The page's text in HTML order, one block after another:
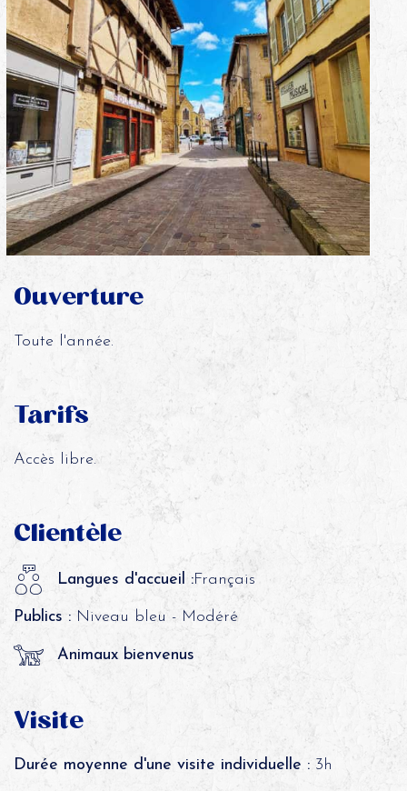
Ouverture
Toute l'année.
Tarifs
Accès libre.
Clientèle
Langues d'accueil :Français
Publics :Niveau bleu - Modéré
Animaux bienvenus
Visite
Durée moyenne d'une visite individuelle : 3h